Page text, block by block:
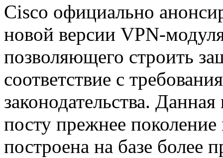
Cisco официально
новой версии VPN-
позволяющего строить
соответствие с
законодательства.
посту прежнее
построена на базе более